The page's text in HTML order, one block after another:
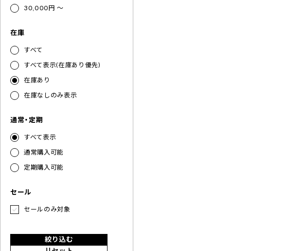
30,000円 ～
在庫
すべて
すべて表示(在庫あり優先)
在庫あり
在庫なしのみ表示
通常・定期
すべて表示
通常購入可能
定期購入可能
セール
セールのみ対象
絞り込む